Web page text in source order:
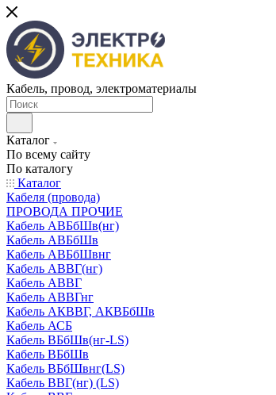
Кабель, провод, электроматериалы
Каталог
По всему сайту
По каталогу
Каталог
Кабеля (провода)
ПРОВОДА ПРОЧИЕ
Кабель АВБбШв(нг)
Кабель АВБбШв
Кабель АВБбШвнг
Кабель АВВГ(нг)
Кабель АВВГ
Кабель АВВГнг
Кабель АКВВГ, АКВБбШв
Кабель АСБ
Кабель ВБбШв(нг-LS)
Кабель ВБбШв
Кабель ВБбШвнг(LS)
Кабель ВВГ(нг) (LS)